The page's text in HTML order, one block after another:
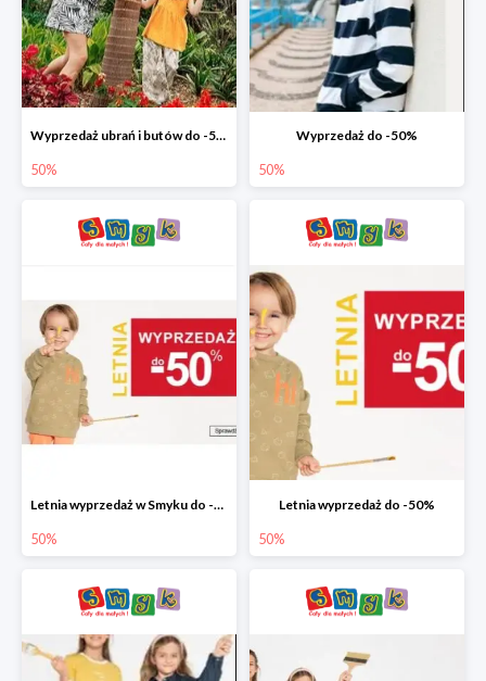
Wyprzedaż ubrań i butów do -50%
50%
Wyprzedaż do -50%
50%
Letnia wyprzedaż w Smyku do -50%
50%
Letnia wyprzedaż do -50%
50%